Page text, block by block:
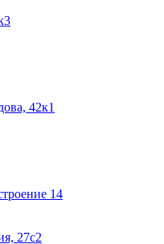
42к1
14
27с2